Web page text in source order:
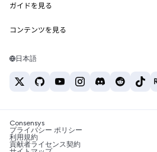
Snaps
Web3サービス
セキュリティ
サポート
キャリア
お問い合わせ
Solanaの価格
Tetherの価格
ETH→USD
USDT→INR
BTC→INR
ETH→USDT
ガイドを見る
ETHの購入
USDTの購入
SHIBの購入
BNBの購入
コンテンツを見る
Solanaウォレット
税制関連ニュース
暗号資産の購入方法は？
日本語
Consensys
プライバシー ポリシー
利用規約
貢献者ライセンス契約